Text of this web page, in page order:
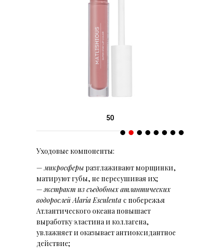
50
Уходовые компоненты:
—микросферы разглаживают морщинки,
матируют губы, не пересушивая их;
—экстракт из съедобных атлантических
водорослейAlaria Esculenta с побережья
Атлантического океанаповышает
выработку эластина и коллагена,
увлажняет и оказывает антиоксидантное
действие;